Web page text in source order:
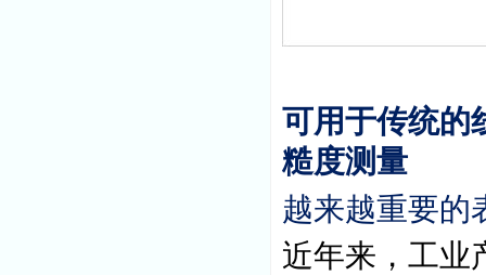
可用于传统的
糙度测量
越来越重要的
近年来， 工业